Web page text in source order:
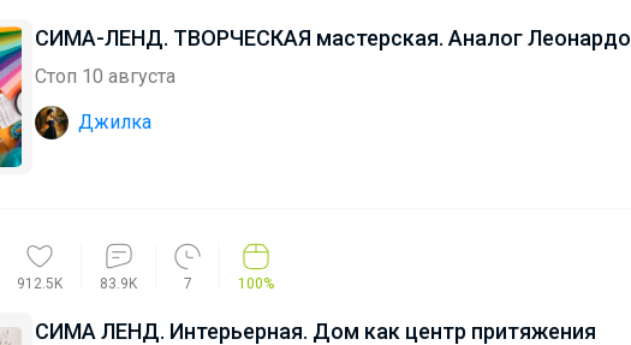
СИМА-ЛЕНД. ТВОРЧЕСКАЯ мастерская. Аналог Леонардо
Стоп 10 августа
Джилка
912.5K 83.9K 7 100%
СИМА ЛЕНД. Интерьерная. Дом как центр притяжения